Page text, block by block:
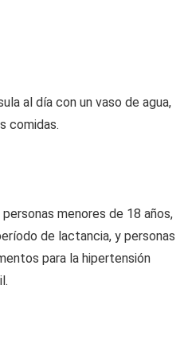
al día con un vaso de agua,
comidas.
menores de 18 años,
de lactancia, y personas
para la hipertensión